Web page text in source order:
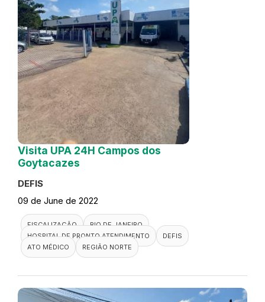
Visita UPA 24H Campos dos
Goytacazes
DEFIS
09 de June de 2022
FISCALIZAÇÃO
RIO DE JANEIRO
HOSPITAL DE PRONTO ATENDIMENTO
DEFIS
ATO MÉDICO
REGIÃO NORTE